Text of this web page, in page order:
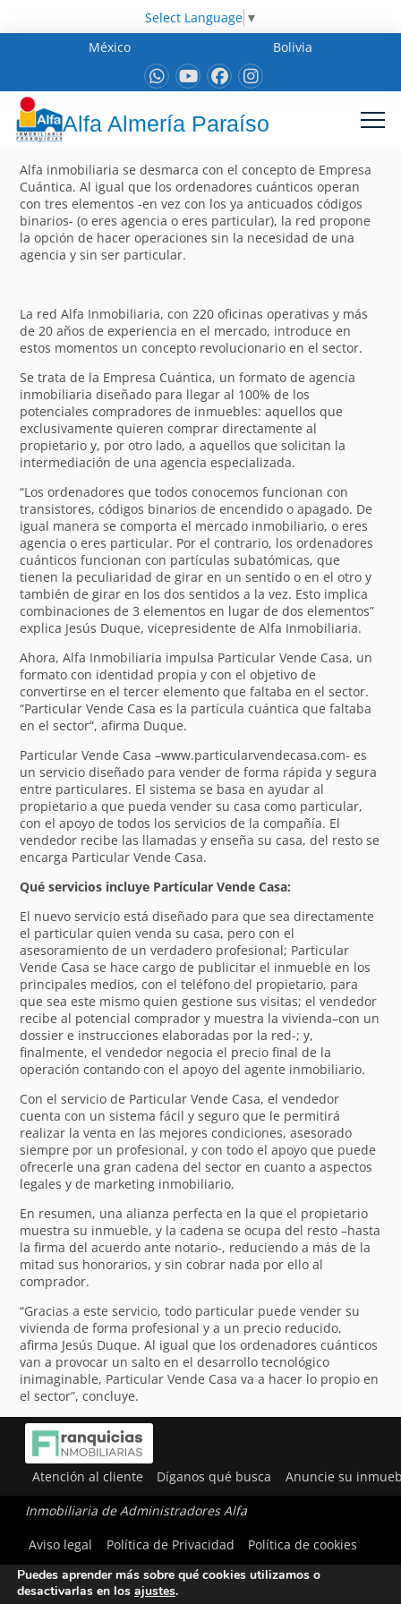
Select Language ▼
México
Bolivia
Alfa Almería Paraíso
Alfa inmobiliaria se desmarca con el concepto de Empresa
Cuántica. Al igual que los ordenadores cuánticos operan
con tres elementos -en vez con los ya anticuados códigos
binarios- (o eres agencia o eres particular), la red propone
la opción de hacer operaciones sin la necesidad de una
agencia y sin ser particular.
La red Alfa Inmobiliaria, con 220 oficinas operativas y más
de 20 años de experiencia en el mercado, introduce en
estos momentos un concepto revolucionario en el sector.
Se trata de la Empresa Cuántica, un formato de agencia
inmobiliaria diseñado para llegar al 100% de los
potenciales compradores de inmuebles: aquellos que
exclusivamente quieren comprar directamente al
propietario y, por otro lado, a aquellos que solicitan la
intermediación de una agencia especializada.
“Los ordenadores que todos conocemos funcionan con
transistores, códigos binarios de encendido o apagado. De
igual manera se comporta el mercado inmobiliario, o eres
agencia o eres particular. Por el contrario, los ordenadores
cuánticos funcionan con partículas subatómicas, que
tienen la peculiaridad de girar en un sentido o en el otro y
también de girar en los dos sentidos a la vez. Esto implica
combinaciones de 3 elementos en lugar de dos elementos”
explica Jesús Duque, vicepresidente de Alfa Inmobiliaria.
Ahora, Alfa Inmobiliaria impulsa Particular Vende Casa, un
formato con identidad propia y con el objetivo de
convertirse en el tercer elemento que faltaba en el sector.
“Particular Vende Casa es la partícula cuántica que faltaba
en el sector”, afirma Duque.
Particular Vende Casa –www.particularvendecasa.com- es
un servicio diseñado para vender de forma rápida y segura
entre particulares. El sistema se basa en ayudar al
propietario a que pueda vender su casa como particular,
con el apoyo de todos los servicios de la compañía. El
vendedor recibe las llamadas y enseña su casa, del resto se
encarga Particular Vende Casa.
Qué servicios incluye Particular Vende Casa:
El nuevo servicio está diseñado para que sea directamente
el particular quien venda su casa, pero con el
asesoramiento de un verdadero profesional; Particular
Vende Casa se hace cargo de publicitar el inmueble en los
principales medios, con el teléfono del propietario, para
que sea este mismo quien gestione sus visitas; el vendedor
recibe al potencial comprador y muestra la vivienda–con un
dossier e instrucciones elaboradas por la red-; y,
finalmente, el vendedor negocia el precio final de la
operación contando con el apoyo del agente inmobiliario.
Con el servicio de Particular Vende Casa, el vendedor
cuenta con un sistema fácil y seguro que le permitirá
realizar la venta en las mejores condiciones, asesorado
siempre por un profesional, y con todo el apoyo que puede
ofrecerle una gran cadena del sector en cuanto a aspectos
legales y de marketing inmobiliario.
En resumen, una alianza perfecta en la que el propietario
muestra su inmueble, y la cadena se ocupa del resto –hasta
la firma del acuerdo ante notario-, reduciendo a más de la
mitad sus honorarios, y sin cobrar nada por ello al
comprador.
“Gracias a este servicio, todo particular puede vender su
vivienda de forma profesional y a un precio reducido,
afirma Jesús Duque. Al igual que los ordenadores cuánticos
van a provocar un salto en el desarrollo tecnológico
inimaginable, Particular Vende Casa va a hacer lo propio en
el sector”, concluye.
Atención al cliente Díganos qué busca Anuncie su
Inmobiliaria de Administradores Alfa
Aviso legal
Política de Privacidad Política de cookies
Utilizamos cookies para ofrecerte la mejor experiencia en
Puedes aprender más sobre qué cookies utilizamos o
desactivarlas en los ajustes.